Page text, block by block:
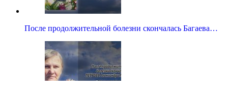
После продолжительной болезни скончалась Багаева…